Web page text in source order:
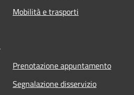
Mobilità e trasporti
Prenotazione appuntamento
Segnalazione disservizio